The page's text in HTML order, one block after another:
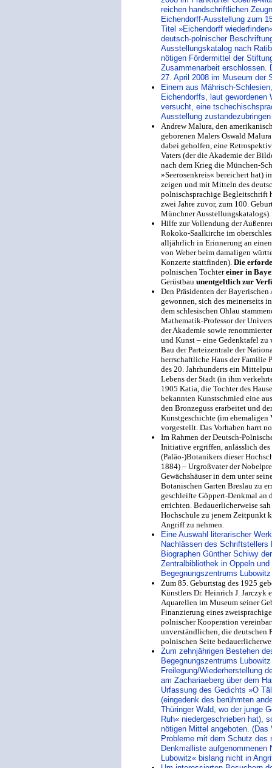
reichen handschriftlichen
Eichendorff-Ausstellung zum
Titel »Eichendorff
deutsch-polnischer
Ausstellungskatalog nach
nötigen Fördermittel der
Zusammenarbeit erschlossen.
27. April 2008 im Museum der
Einem aus Mährisch-
Eichendorffs, laut gewordenen
versucht, eine
Ausstellung
Andrew Malura, den
geborenen Malers Oswald
dabei geholfen, eine
Vaters (der die Akademie der
nach dem Krieg die München-
»Seerosenkreis« bereichert hat)
zeigen und mit Mitteln des
polnischsprachige Begleitschrift
zwei Jahre zuvor, zum 100.
Münchner Ausstellungskatalogs).
Hilfe zur Vollendung der
Rokoko-Saalkirche im
alljährlich in Erinnerung an
von Weber beim damaligen
Konzerte stattfinden). Die
polnischen Tochtereiner in
Gerüstbau unentgeltlich zur
Den Präsidenten der
gewonnen, sich des meinerseits
dem schlesischen Ohlau
Mathematik-Professor der
der Akademie sowie
und Kunst – eine Gedenktafel zu
Bau der Parteizentrale der
herrschaftliche Haus der Familie
des 20. Jahrhunderts ein
Lebens der Stadt (in ihm
1905 Katia, die Tochter des
bekannten Kunstschmied eine
den Bronzeguss erarbeitet und
Kunstgeschichte (im ehemaligen
vorgestellt. Das Vorhaben harrt
Im Rahmen der Deutsch-
Initiative ergriffen, anlässlich des
(Paläo-)Botanikers dieser
1884) – Urgroßvater der
Gewächshäuser in dem unter
Botanischen Garten Breslau zu
geschleifte Göppert-Denkmal an
errichten. Bedauerlicherweise
Hochschule zu jenem Zeitpunkt
Angriff zu nehmen.
Eine Auswahl literarischer
Nachlässen des
Biographen Günther Schiwy
Zentralbibliothek in Oppeln
Begegnungszentrums
Zum 85. Geburtstag des 1925
Künstlers Dr. Heinrich J. Jarczyk
Aquarellen im Museum seiner
Finanzierung eines
polnischer Kooperation
unverständlichen, die deutschen
polnischen Seite
Zum zehnjährigen Bestehen
Begegnungszentrums
Freilegung/Wiederherstellung
am Zachariaeberg über dem
Urfassung des Gedichts »O
(eingedenk des berühmten
Thüringer Wald, wo der junge
Ruh« niedergeschrieben hat),
nötigen Mittel angeboten. (Das
Probleme mit dem Schutz des
Denkmalliste
Lubowitz« bislang nicht in